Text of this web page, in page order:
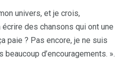
univers, et je crois,
écrire des chansons qui ont une
paie ? Pas encore, je ne suis
beaucoup d’encouragements. ».